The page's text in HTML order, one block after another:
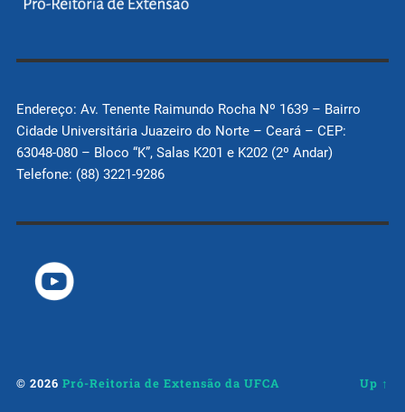
Endereço: Av. Tenente Raimundo Rocha Nº 1639 – Bairro
Cidade Universitária Juazeiro do Norte – Ceará – CEP:
63048-080 – Bloco “K”, Salas K201 e K202 (2º Andar)
Telefone: (88) 3221-9286
© 2026 Pró-Reitoria de Extensão da UFCA Up ↑